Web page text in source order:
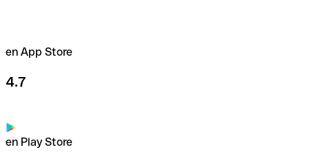
en App Store
4.7
en Play Store